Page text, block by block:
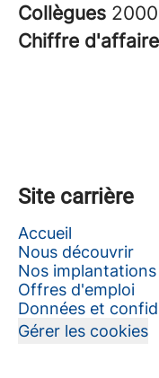
Collègues 2000
Chiffre
Site carrière
Accueil
Nous découvrir
Nos implantations
Offres d'emploi
Données et
Gérer les cookies